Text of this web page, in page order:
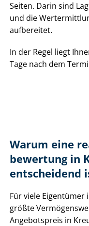
Seiten. Darin sind
und die
aufbereitet.
In der Regel liegt
Tage nach dem
Warum eine
be­wer­tung in
entscheidend
Für viele
größte
Angebotspreis in